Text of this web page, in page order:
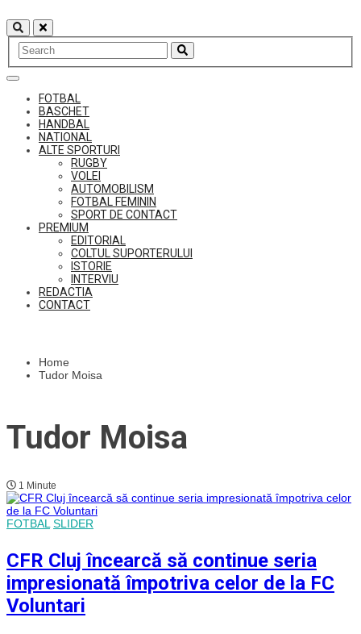
to
content
FOTBAL
BASCHET
HANDBAL
NATIONAL
ALTE SPORTURI
RUGBY
VOLEI
AUTOMOBILISM
FOTBAL FEMININ
SPORT DE CONTACT
PREMIUM
EDITORIAL
COLTUL SUPORTERULUI
ISTORIE
INTERVIU
REDACTIA
CONTACT
Home
Tudor Moisa
Tudor Moisa
1 Minute
FOTBAL SLIDER
CFR Cluj încearcă să continue seria
impresionată împotriva celor de la FC
Voluntari